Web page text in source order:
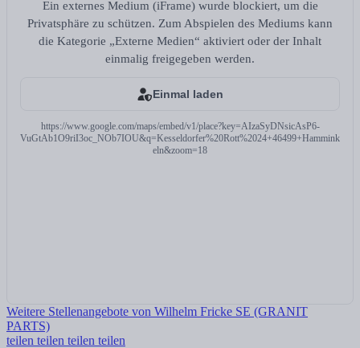
Ein externes Medium (iFrame) wurde blockiert, um die
Privatsphäre zu schützen. Zum Abspielen des Mediums kann
die Kategorie „Externe Medien“ aktiviert oder der Inhalt
einmalig freigegeben werden.
Einmal laden
https://www.google.com/maps/embed/v1/place?key=AIzaSyDNsicAsP6-
VuGtAb1O9riI3oc_NOb7IOU&q=Kesseldorfer%20Rott%2024+46499+Hammink
eln&zoom=18
Weitere Stellenangebote von Wilhelm Fricke SE (GRANIT
PARTS)
teilen teilen teilen teilen